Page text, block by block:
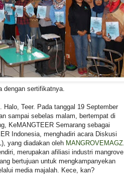
dengan sertifikatnya.
Halo, Teer. Pada tanggal 19 September
sampai sebelas malam, bertempat di
KeMANGTEER Semarang sebagai
Indonesia, menghadiri acara Diskusi
yang diadakan oleh MANGROVEMAGZ
merupakan afiliasi industri mangrove
bertujuan untuk mengkampanyekan
media majalah. Kece, kan?